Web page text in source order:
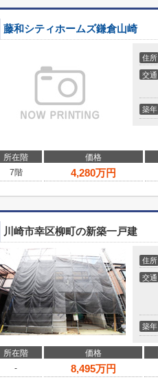
藤和シティホームズ鎌倉山崎
住所
交通
築年
所在階 価格
7階
4,280万円
川崎市幸区柳町の新築一戸建
住所
交通
築年
所在階 価格
-
8,495万円